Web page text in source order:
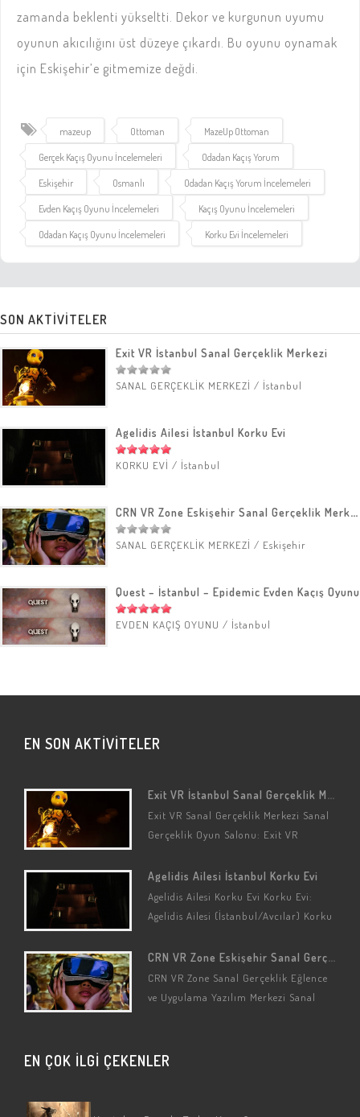
zamanda beklenti yükseltti. Dekor ve kurgunun uyumu
oyunun akıcılığını üst düzeye çıkardı. Bu oyunu oynamak
için Eskişehir’e gitmemize değdi.
mazeup Ottoman MazeUp Ottoman
Gerçek Kaçış Oyunu İncelemeleri Odadan Kaçış Yorum
Eskişehir Osmanlı Odadan Kaçış Yorum İncelemeleri
Evden Kaçış Oyunu İncelemeleri Kaçış Oyunu İncelemeleri
Odadan Kaçış Oyunu İncelemeleri Korku Evi İncelemeleri
SON AKTİVİTELER
Exit VR İstanbul Sanal Gerçeklik Merkezi
SANAL GERÇEKLİK MERKEZİ / İstanbul
Agelidis Ailesi İstanbul Korku Evi
KORKU EVİ / İstanbul
CRN VR Zone Eskişehir Sanal Gerçeklik Merkezi
SANAL GERÇEKLİK MERKEZİ / Eskişehir
Quest – İstanbul – Epidemic Evden Kaçış Oyunu
EVDEN KAÇIŞ OYUNU / İstanbul
EN SON AKTİVİTELER
Exit VR Sanal Gerçeklik Merkezi Sanal
Gerçeklik Oyun Salonu: Exit VR
Gerçeklik Seçenekleri: Kaçış Oyunları
(Özelleştirilmiş) Sanal Gerçeklik
Oyun…
Agelidis Ailesi İstanbul Korku Evi
Agelidis Ailesi Korku Evi Korku Evi:
Agelidis Ailesi (İstanbul/Avcılar) Korku
Hikayesi/Detayları Bu korku evinin
konusu gerçek bir…
CRN VR Zone Sanal Gerçeklik Eğlence
ve Uygulama Yazılım Merkezi Sanal
EN ÇOK İLGİ ÇEKENLER